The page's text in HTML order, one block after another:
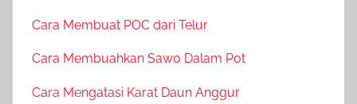
Cara Membuat POC dari Telur
Cara Membuahkan Sawo Dalam Pot
Cara Mengatasi Karat Daun Anggur